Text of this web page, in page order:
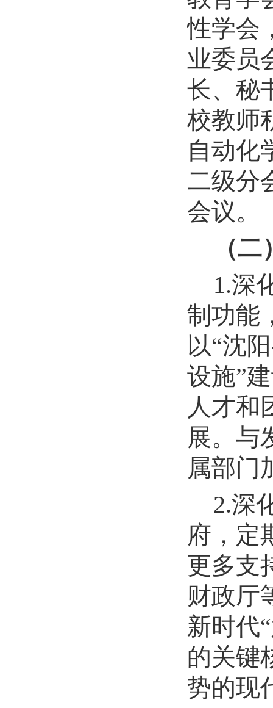
性学会
业委员
长、 秘
校教师
自动化
二级分
会议。
（
1.深
制功能
以“沈
设施”
人才和
展。与
属部门
2.深
府，定
更多支
财政厅
新时代
的关键
势的现